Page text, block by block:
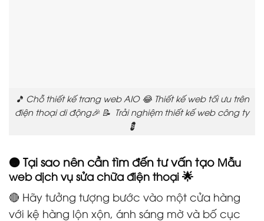
🎵 Chỗ thiết kế trang web AIO 😂 Thiết kế web tối ưu trên
điện thoại di động🎉 📝 Trải nghiệm thiết kế web công ty
💈
🟠 Tại sao nên cần tìm đến tư vấn tạo Mẫu
web dịch vụ sửa chữa điện thoại 🌟
🔴 Hãy tưởng tượng bước vào một cửa hàng
với kệ hàng lộn xộn, ánh sáng mờ và bố cục